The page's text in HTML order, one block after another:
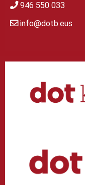
946 550 033
info@dotb.eus